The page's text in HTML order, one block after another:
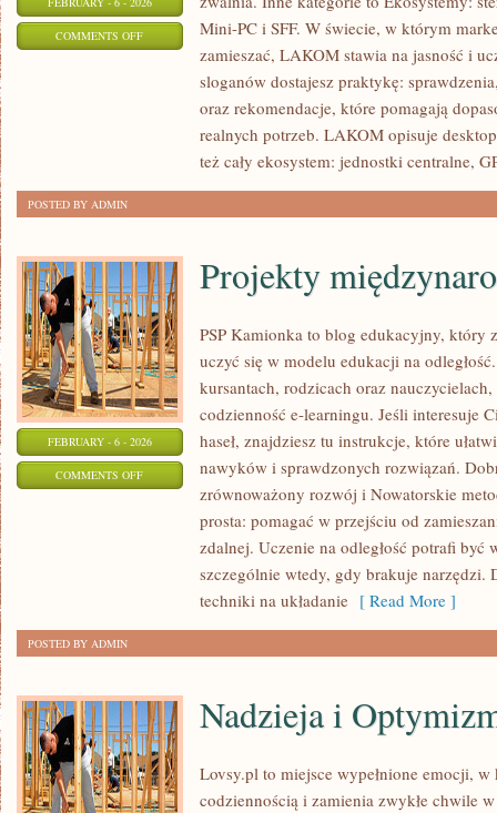
COMMENTS OFFON
ULTRABOOKI
Mini-PC i SFF. W świecie, w którym
zamieszać, LAKOM stawia na jasność i
sloganów dostajesz praktykę:
oraz rekomendacje, które pomagają
realnych potrzeb. LAKOM opisuje
też cały ekosystem: jednostki centralne,
POSTED BY ADMIN
FEBRUARY - 6 - 2026
COMMENTS OFFON
MIĘDZYNARODOWE
Projekty
PSP Kamionka to blog edukacyjny, który
uczyć się w modelu edukacji na
kursantach, rodzicach oraz
codzienność e-learningu. Jeśli interesuje
haseł, znajdziesz tu instrukcje, które
nawyków i sprawdzonych rozwiązań.
zrównoważony rozwój i Nowatorskie
prosta: pomagać w przejściu od
zdalnej. Uczenie na odległość potrafi być
szczególnie wtedy, gdy brakuje narzędzi.
techniki na układanie [ Read More ]
POSTED BY ADMIN
Nadzieja i
Lovsy.pl to miejsce wypełnione emocji, w
codziennością i zamienia zwykłe chwile